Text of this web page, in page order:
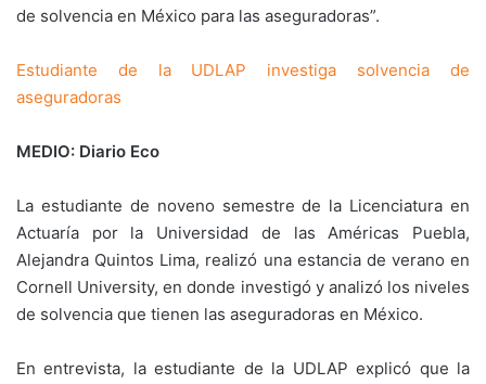
de solvencia en México para las aseguradoras”.
Estudiante de la UDLAP investiga solvencia de
aseguradoras
MEDIO: Diario Eco
La estudiante de noveno semestre de la Licenciatura en
Actuaría por la Universidad de las Américas Puebla,
Alejandra Quintos Lima, realizó una estancia de verano en
Cornell University, en donde investigó y analizó los niveles
de solvencia que tienen las aseguradoras en México.
En entrevista, la estudiante de la UDLAP explicó que la